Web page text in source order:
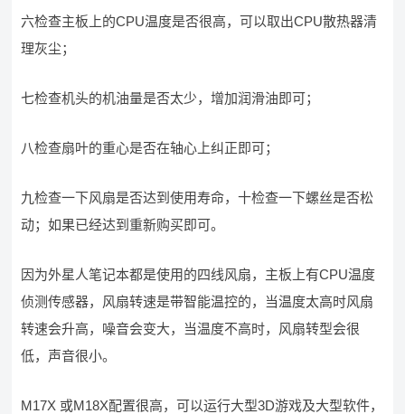
六检查主板上的CPU温度是否很高，可以取出CPU散热器清
理灰尘；
七检查机头的机油量是否太少，增加润滑油即可；
八检查扇叶的重心是否在轴心上纠正即可；
九检查一下风扇是否达到使用寿命，十检查一下螺丝是否松
动；如果已经达到重新购买即可。
因为外星人笔记本都是使用的四线风扇，主板上有CPU温度
侦测传感器，风扇转速是带智能温控的，当温度太高时风扇
转速会升高，噪音会变大，当温度不高时，风扇转型会很
低，声音很小。
M17X 或M18X配置很高，可以运行大型3D游戏及大型软件，